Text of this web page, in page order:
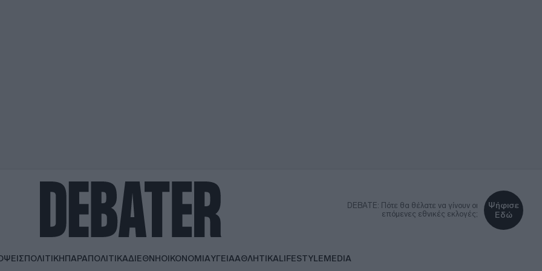
DEBATE: Πότε θα θέλατε να γίνουν οι
επόμενες εθνικές εκλογές;
Ψήφισε
Εδώ
ΠΟΛΙΤΙΚΗΠΑΡΑΠΟΛΙΤΙΚΑΔΙΕΘΝΗΟΙΚΟΝΟΜΙΑΥΓΕΙΑΑΘΛΗΤΙΚΑLIFESTYLEMEDIA